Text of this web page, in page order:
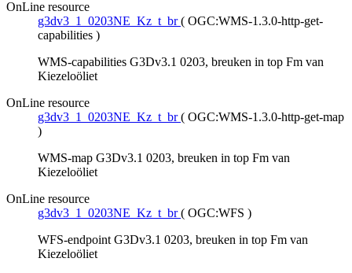
OnLine resource
g3dv3_1_0203NE_Kz_t_br ( OGC:WMS-1.3.0-http-get-
capabilities )
WMS-capabilities G3Dv3.1 0203, breuken in top Fm van
Kiezeloöliet
OnLine resource
g3dv3_1_0203NE_Kz_t_br ( OGC:WMS-1.3.0-http-get-map
)
WMS-map G3Dv3.1 0203, breuken in top Fm van
Kiezeloöliet
OnLine resource
g3dv3_1_0203NE_Kz_t_br ( OGC:WFS )
WFS-endpoint G3Dv3.1 0203, breuken in top Fm van
Kiezeloöliet